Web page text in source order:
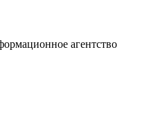
агентство